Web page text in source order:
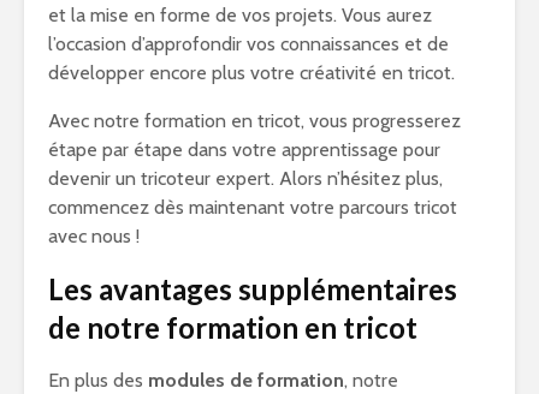
et la mise en forme de vos projets. Vous aurez
l’occasion d’approfondir vos connaissances et de
développer encore plus votre créativité en tricot.
Avec notre formation en tricot, vous progresserez
étape par étape dans votre apprentissage pour
devenir un tricoteur expert. Alors n’hésitez plus,
commencez dès maintenant votre parcours tricot
avec nous !
Les avantages supplémentaires
de notre formation en tricot
En plus des modules de formation, notre